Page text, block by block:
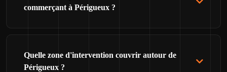
commerçant à Périgueux ?
Quelle zone d'intervention couvrir autour de
Périgueux ?